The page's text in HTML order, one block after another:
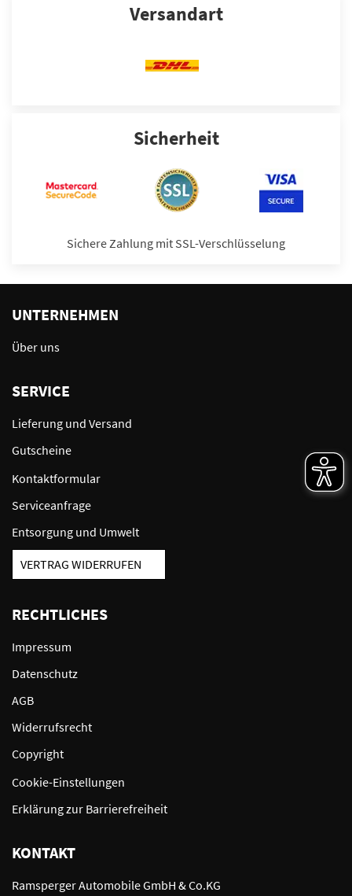
Versandart
Sicherheit
Sichere Zahlung mit SSL-Verschlüsselung
UNTERNEHMEN
Über uns
SERVICE
Lieferung und Versand
Gutscheine
Kontaktformular
Serviceanfrage
Entsorgung und Umwelt
VERTRAG WIDERRUFEN
RECHTLICHES
Impressum
Datenschutz
AGB
Widerrufsrecht
Copyright
Cookie-Einstellungen
Erklärung zur Barrierefreiheit
KONTAKT
Ramsperger Automobile GmbH & Co.KG